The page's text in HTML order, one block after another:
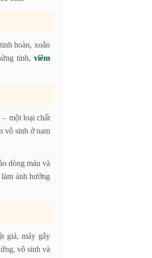
hoàn, xoắn
tinh,viêm
– một loại chất
vô sinh ở nam
dòng máu và
ảnh hưởng
giả, máy gây
vô sinh và